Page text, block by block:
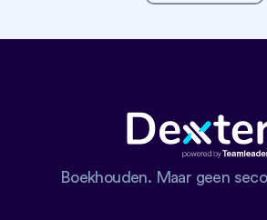
Boekhouden. Maar geen